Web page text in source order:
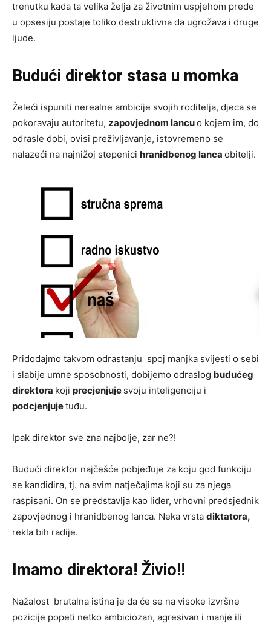
trenutku kada ta velika želja za životnim uspjehom pređe
u opsesiju postaje toliko destruktivna da ugrožava i druge
ljude.
Budući direktor stasa u momka
Želeći ispuniti nerealne ambicije svojih roditelja, djeca se
pokoravaju autoritetu, zapovjednom lancuo kojem im, do
odrasle dobi, ovisi preživljavanje, istovremeno se
nalazeći na najnižoj stepenici hranidbenog lanca obitelji.
Pridodajmo takvom odrastanju spoj manjka svijesti o sebi
i slabije umne sposobnosti, dobijemo odraslog budućeg
direktora koji precjenjuje svoju inteligenciju i
podcjenjujetuđu.
Ipak direktor sve zna najbolje, zar ne?!
Budući direktor najčešće pobjeđuje za koju god funkciju
se kandidira, tj. na svim natječajima koji su za njega
raspisani. On se predstavlja kao lider, vrhovni predsjednik
zapovjednog i hranidbenog lanca. Neka vrsta diktatora,
rekla bih radije.
Imamo direktora! Živio!!
Nažalost brutalna istina je da će se na visoke izvršne
pozicije popeti netko ambiciozan, agresivan i manje ili